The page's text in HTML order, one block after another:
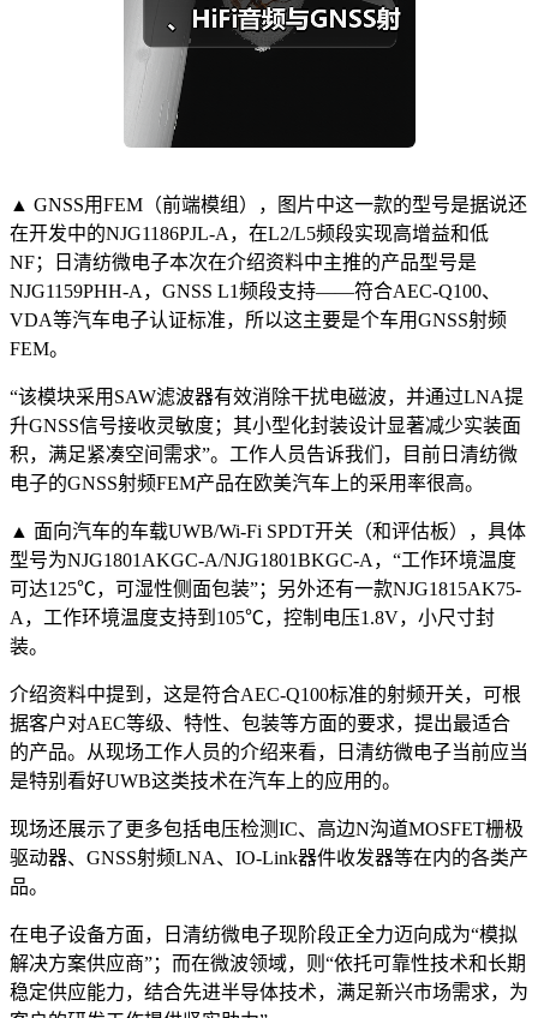
▲ GNSS用FEM（前端模组），图片中这一款的型号是据说还
在开发中的NJG1186PJL-A，在L2/L5频段实现高增益和低
NF；日清纺微电子本次在介绍资料中主推的产品型号是
NJG1159PHH-A，GNSS L1频段支持——符合AEC-Q100、
VDA等汽车电子认证标准，所以这主要是个车用GNSS射频
FEM。
“该模块采用SAW滤波器有效消除干扰电磁波，并通过LNA提
升GNSS信号接收灵敏度；其小型化封装设计显著减少实装面
积，满足紧凑空间需求”。工作人员告诉我们，目前日清纺微
电子的GNSS射频FEM产品在欧美汽车上的采用率很高。
▲ 面向汽车的车载UWB/Wi-Fi SPDT开关（和评估板），具体
型号为NJG1801AKGC-A/NJG1801BKGC-A，“工作环境温度
可达125℃，可湿性侧面包装”；另外还有一款NJG1815AK75-
A，工作环境温度支持到105℃，控制电压1.8V，小尺寸封
装。
介绍资料中提到，这是符合AEC-Q100标准的射频开关，可根
据客户对AEC等级、特性、包装等方面的要求，提出最适合
的产品。从现场工作人员的介绍来看，日清纺微电子当前应当
是特别看好UWB这类技术在汽车上的应用的。
现场还展示了更多包括电压检测IC、高边N沟道MOSFET栅极
驱动器、GNSS射频LNA、IO-Link器件收发器等在内的各类产
品。
在电子设备方面，日清纺微电子现阶段正全力迈向成为“模拟
解决方案供应商”；而在微波领域，则“依托可靠性技术和长期
稳定供应能力，结合先进半导体技术，满足新兴市场需求，为